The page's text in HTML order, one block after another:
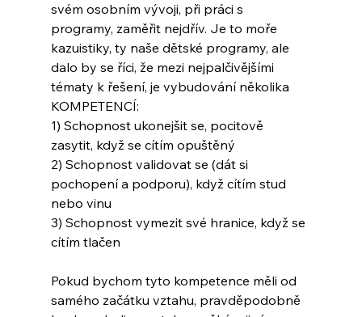
svém osobním vývoji, při práci s
programy, zaměřit nejdřív. Je to moře
kazuistiky, ty naše dětské programy, ale
dalo by se říci, že mezi nejpalčivějšími
tématy k řešení, je vybudování několika
KOMPETENCÍ:
1) Schopnost ukonejšit se, pocitově
zasytit, když se cítím opuštěný
2) Schopnost validovat se (dát si
pochopení a podporu), když cítím stud
nebo vinu
3) Schopnost vymezit své hranice, když se
cítím tlačen
Pokud bychom tyto kompetence měli od
samého začátku vztahu, pravděpodobně